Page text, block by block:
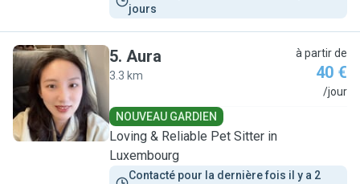
jours
A
5. Aura
3.3 km
à partir de
40 €
/jour
NOUVEAU GARDIEN
Loving & Reliable Pet Sitter in
Luxembourg
Contacté pour la dernière fois il y a 2